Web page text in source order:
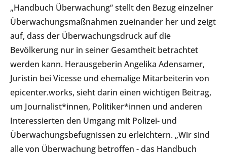
„Handbuch Überwachung“ stellt den Bezug einzelner
Überwachungsmaßnahmen zueinander her und zeigt
auf, dass der Überwachungsdruck auf die
Bevölkerung nur in seiner Gesamtheit betrachtet
werden kann. Herausgeberin Angelika Adensamer,
Juristin bei Vicesse und ehemalige Mitarbeiterin von
epicenter.works, sieht darin einen wichtigen Beitrag,
um Journalist*innen, Politiker*innen und anderen
Interessierten den Umgang mit Polizei- und
Überwachungsbefugnissen zu erleichtern. „Wir sind
alle von Überwachung betroffen - das Handbuch